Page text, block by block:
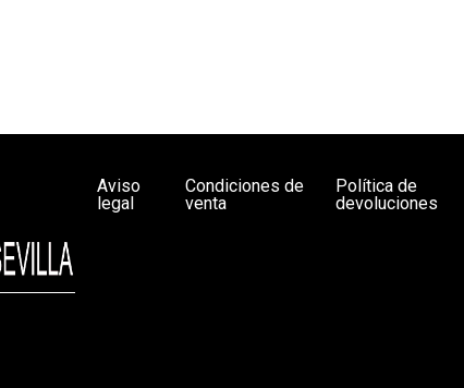
Aviso
legal
Condiciones de
venta
Política de
devoluciones